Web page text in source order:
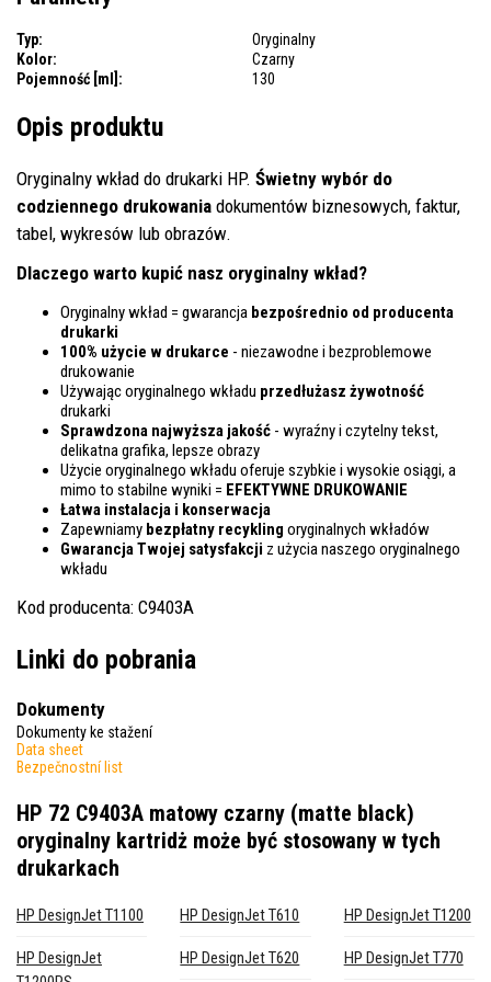
Typ:
Oryginalny
Kolor:
Czarny
Pojemność [ml]:
130
Opis produktu
Oryginalny wkład do drukarki HP. Świetny wybór do
codziennego drukowania dokumentów biznesowych, faktur,
tabel, wykresów lub obrazów.
Dlaczego warto kupić nasz oryginalny wkład?
Oryginalny wkład = gwarancja bezpośrednio od producenta
drukarki
100% użycie w drukarce - niezawodne i bezproblemowe
drukowanie
Używając oryginalnego wkładu przedłużasz żywotność
drukarki
Sprawdzona najwyższa jakość - wyraźny i czytelny tekst,
delikatna grafika, lepsze obrazy
Użycie oryginalnego wkładu oferuje szybkie i wysokie osiągi, a
mimo to stabilne wyniki = EFEKTYWNE DRUKOWANIE
Łatwa instalacja i konserwacja
Zapewniamy bezpłatny recykling oryginalnych wkładów
Gwarancja Twojej satysfakcji z użycia naszego oryginalnego
wkładu
Kod producenta: C9403A
Linki do pobrania
Dokumenty
Dokumenty ke stažení
Data sheet
Bezpečnostní list
HP 72 C9403A matowy czarny (matte black)
oryginalny kartridż może być stosowany w tych
drukarkach
HP DesignJet T1100 HP DesignJet T610 HP DesignJet T1200
HP DesignJet
HP DesignJet T620 HP DesignJet T770